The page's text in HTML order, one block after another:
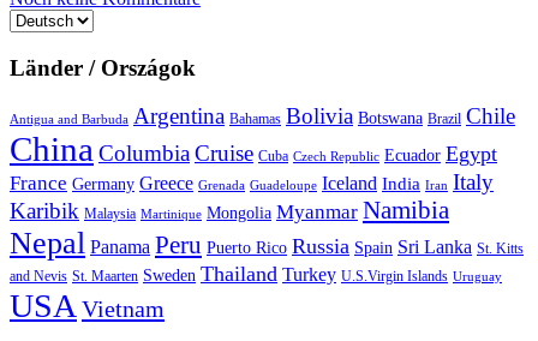
Sprache
Länder / Országok
Antigua and Barbuda Argentina Bahamas Bolivia Botswana Brazil Chile
China ColumbiaCruise Cuba Czech Republic Ecuador Egypt
France Germany Greece Grenada Guadeloupe Iceland India Iran Italy
Karibik Malaysia Martinique Mongolia Myanmar Namibia
Nepal Panama Peru Puerto Rico Russia Spain Sri Lanka St. Kitts
and Nevis St. Maarten Sweden Thailand Turkey U.S.Virgin Islands Uruguay
USAVietnam